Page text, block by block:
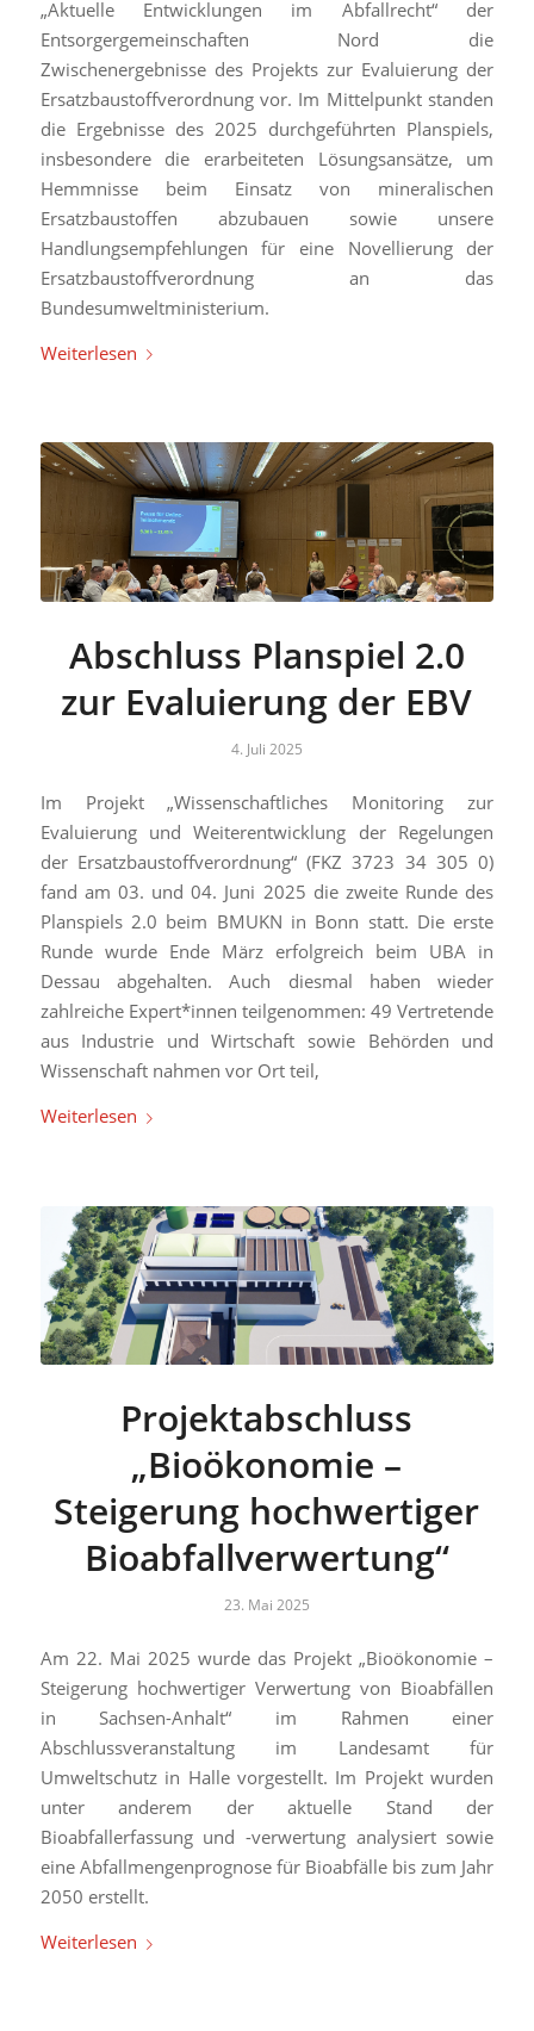
„Aktuelle Entwicklungen im Abfallrecht“ der
Entsorgergemeinschaften Nord die
Zwischenergebnisse des Projekts zur Evaluierung der
Ersatzbaustoffverordnung vor. Im Mittelpunkt standen
die Ergebnisse des 2025 durchgeführten Planspiels,
insbesondere die erarbeiteten Lösungsansätze, um
Hemmnisse beim Einsatz von mineralischen
Ersatzbaustoffen abzubauen sowie unsere
Handlungsempfehlungen für eine Novellierung der
Ersatzbaustoffverordnung an das
Bundesumweltministerium.
Weiterlesen
Abschluss Planspiel 2.0
zur Evaluierung der EBV
4. Juli 2025
Im Projekt „Wissenschaftliches Monitoring zur
Evaluierung und Weiterentwicklung der Regelungen
der Ersatzbaustoffverordnung“ (FKZ 3723 34 305 0)
fand am 03. und 04. Juni 2025 die zweite Runde des
Planspiels 2.0 beim BMUKN in Bonn statt. Die erste
Runde wurde Ende März erfolgreich beim UBA in
Dessau abgehalten. Auch diesmal haben wieder
zahlreiche Expert*innen teilgenommen: 49 Vertretende
aus Industrie und Wirtschaft sowie Behörden und
Wissenschaft nahmen vor Ort teil,
Weiterlesen
Projektabschluss
„Bioökonomie –
Steigerung hochwertiger
Bioabfallverwertung“
23. Mai 2025
Am 22. Mai 2025 wurde das Projekt „Bioökonomie –
Steigerung hochwertiger Verwertung von Bioabfällen
in Sachsen-Anhalt“ im Rahmen einer
Abschlussveranstaltung im Landesamt für
Umweltschutz in Halle vorgestellt. Im Projekt wurden
unter anderem der aktuelle Stand der
Bioabfallerfassung und -verwertung analysiert sowie
eine Abfallmengenprognose für Bioabfälle bis zum Jahr
2050 erstellt.
Weiterlesen